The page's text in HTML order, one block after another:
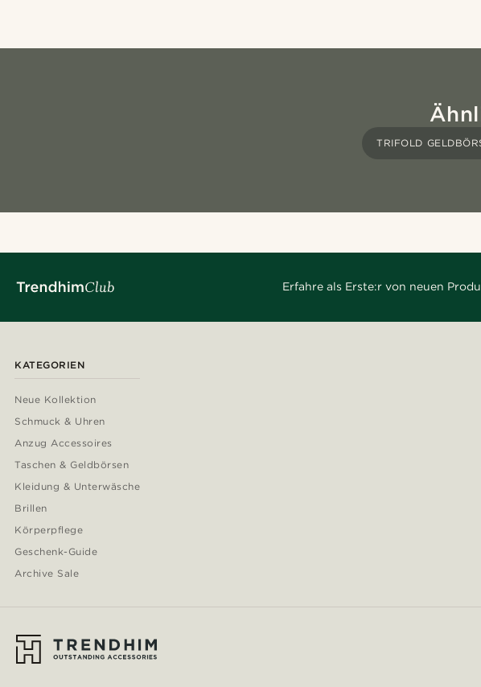
TRIFOLD
Erfahre als Erste:r von neuen
KATEGORIEN
Neue Kollektion
Schmuck & Uhren
Anzug Accessoires
Taschen & Geldbörsen
Kleidung & Unterwäsche
Brillen
Körperpflege
Geschenk-Guide
Archive Sale